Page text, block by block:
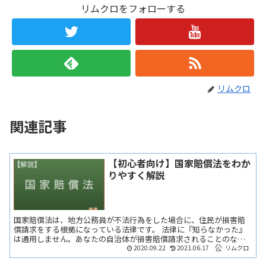
リムクロをフォローする
リムクロ
関連記事
【初心者向け】国家賠償法をわか
りやすく解説
国家賠償法は、地方公務員が不法行為をした場合に、住民が損害賠
償請求をする根拠になっている法律です。 法律に『知らなかった』
は通用しません。あなたの自治体が損害賠償請求されることのない
よう、理解する必要があります。 そこで、国家賠償法について...
2020.09.22 2021.06.17 リムクロ